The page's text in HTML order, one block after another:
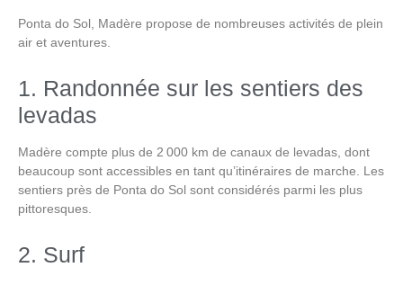
Ponta do Sol, Madère propose de nombreuses activités de plein
air et aventures.
1. Randonnée sur les sentiers des
levadas
Madère compte plus de 2 000 km de canaux de levadas, dont
beaucoup sont accessibles en tant qu’itinéraires de marche. Les
sentiers près de Ponta do Sol sont considérés parmi les plus
pittoresques.
2. Surf